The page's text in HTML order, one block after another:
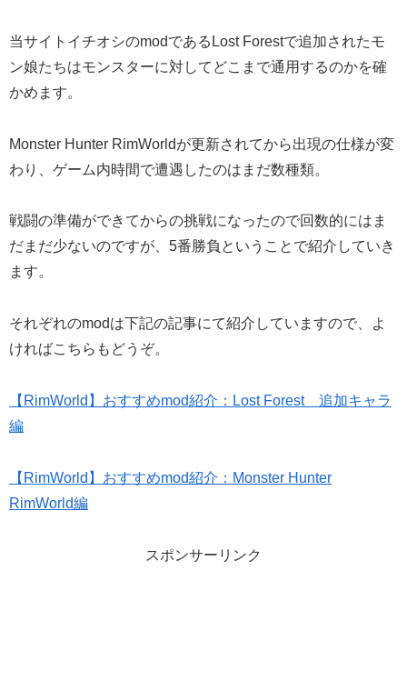
当サイトイチオシのmodであるLost Forestで追加されたモ
ン娘たちはモンスターに対してどこまで通用するのかを確
かめます。
Monster Hunter RimWorldが更新されてから出現の仕様が変
わり、ゲーム内時間で遭遇したのはまだ数種類。
戦闘の準備ができてからの挑戦になったので回数的にはま
だまだ少ないのですが、5番勝負ということで紹介していき
ます。
それぞれのmodは下記の記事にて紹介していますので、よ
ければこちらもどうぞ。
【RimWorld】おすすめmod紹介：Lost Forest 追加キャラ
編
【RimWorld】おすすめmod紹介：Monster Hunter
RimWorld編
スポンサーリンク